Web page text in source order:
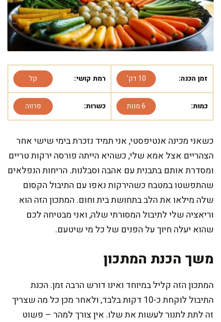
זמן הכנה: 10 דק' רמת קושי: קל
כמות: 6 מנות כשרות: פרווה
כשאני מכינה אנטיפסטי, אני תמיד נזכרת בימי שישי אחר
הצהריים אצל אמא שלי, כשהיא הייתה פורסה ירקות טריים
ומסדרת אותם בתבנית עם אהבה וסבלנות. הריחות הנפלאים
שהתפשטו במטבח כשהירקות נאפו עם התיבול הקסום
שלה מילאו את הלב בתחושת בית וחום. המתכון הזה הוא
וריאציה שלי לתיבול המסורתי שלה, ואני מבטיחה לכם
שהוא יעלה חיוך על הפנים של כל מי שיטעם.
משך הכנת המתכון
המתכון הזה קליל במיוחד ואינו דורש הרבה זמן. הכנת
התיבול לוקחת כ-10 דקות בלבד, ולאחר מכן כל מה שצריך
זה לתת לתנור לעשות את שלו. אין צורך למהר – פשוט